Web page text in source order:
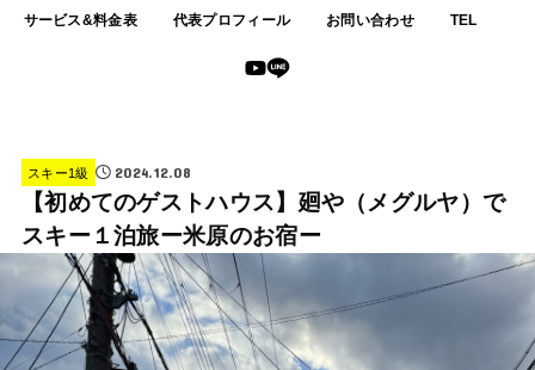
サービス&料金表 代表プロフィール お問い合わせ TEL
スキー1級 2024.12.08
【初めてのゲストハウス】廻や（メグルヤ）で
スキー１泊旅ー米原のお宿ー